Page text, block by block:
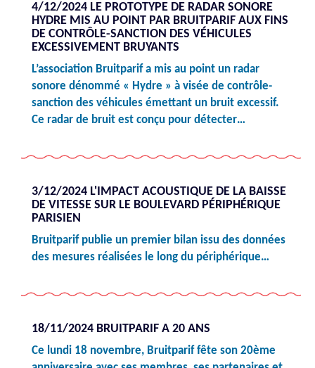
4/12/2024 LE PROTOTYPE DE RADAR SONORE
HYDRE MIS AU POINT PAR BRUITPARIF AUX FINS
DE CONTRÔLE-SANCTION DES VÉHICULES
EXCESSIVEMENT BRUYANTS
L’association Bruitparif a mis au point un radar
sonore dénommé « Hydre » à visée de contrôle-
sanction des véhicules émettant un bruit excessif.
Ce radar de bruit est conçu pour détecter…
3/12/2024 L'IMPACT ACOUSTIQUE DE LA BAISSE
DE VITESSE SUR LE BOULEVARD PÉRIPHÉRIQUE
PARISIEN
Bruitparif publie un premier bilan issu des données
des mesures réalisées le long du périphérique…
18/11/2024 BRUITPARIF A 20 ANS
Ce lundi 18 novembre, Bruitparif fête son 20ème